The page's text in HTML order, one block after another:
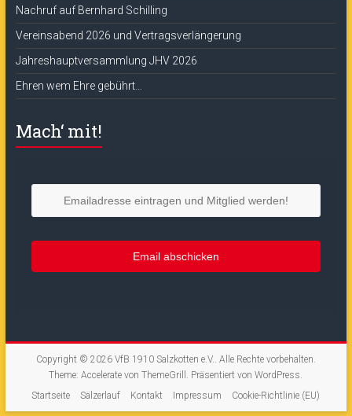
Nachruf auf Bernhard Schilling
Vereinsabend 2026 und Vertragsverlängerung
Jahreshauptversammlung JHV 2026
Ehren wem Ehre gebührt…
Mach‘ mit!
Copyright © 2026 VfB 1910 Salzkotten e.V.. Alle Rechte vorbehalten.
Theme:Accelerate von ThemeGrill. Präsentiert vonWordPress.
Startseite
Sälzerlauf Kontakt Impressum Cookie-Richtlinie (EU)